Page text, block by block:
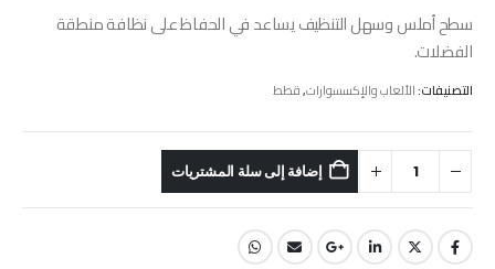
سطح أملس وسهل التنظيف يساعد في الحفاظ على نظافة منطقة
الفضلات.
التصنيفات:الألعاب والإكسسوارات,قطط
إضافة إلى سلة المشتريات